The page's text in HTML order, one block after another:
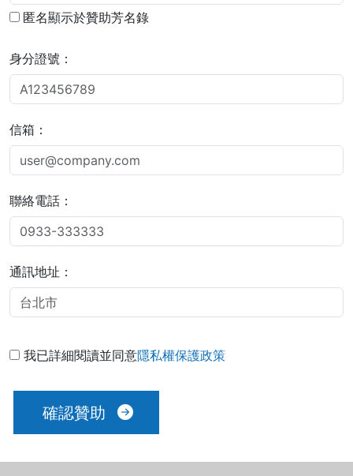
匿名顯示於贊助芳名錄
身分證號：
信箱：
聯絡電話：
通訊地址：
我已詳細閱讀並同意隱私權保護政策
確認贊助